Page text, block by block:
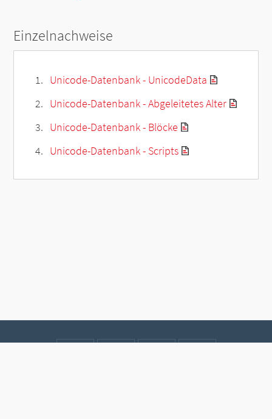
Einzelnachweise
Unicode-Datenbank - UnicodeData
Unicode-Datenbank - Abgeleitetes Alter
Unicode-Datenbank - Blöcke
Unicode-Datenbank - Scripts